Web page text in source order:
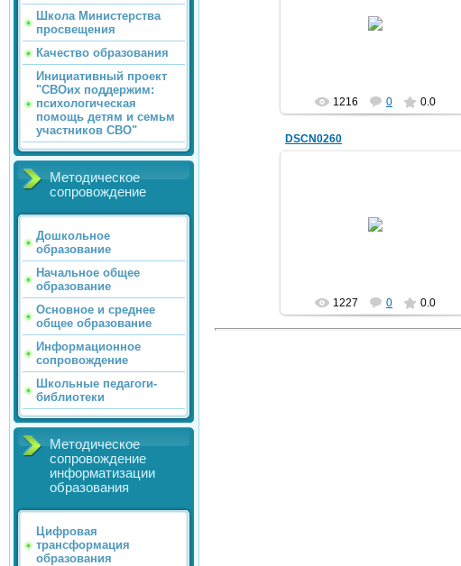
Школа Министерства
просвещения
Качество образования
Инициативный проект
"СВОих поддержим:
психологическая
помощь детям и семьм
участников СВО"
Методическое
сопровождение
Дошкольное
образование
Начальное общее
образование
Основное и среднее
общее образование
Информационное
сопровождение
Школьные педагоги-
библиотеки
Методическое
сопровождение
информатизации
образования
Цифровая
трансформация
образования
1216 0 0.0
DSCN0260
1227 0 0.0